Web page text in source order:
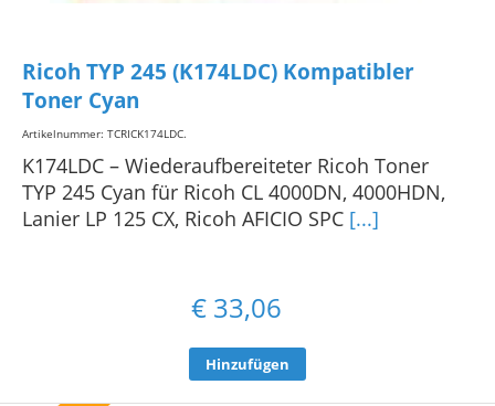
Ricoh TYP 245 (K174LDC) Kompatibler
Toner Cyan
Artikelnummer: TCRICK174LDC.
K174LDC – Wiederaufbereiteter Ricoh Toner
TYP 245 Cyan für Ricoh CL 4000DN, 4000HDN,
Lanier LP 125 CX, Ricoh AFICIO SPC [...]
€ 33,06
Hinzufügen